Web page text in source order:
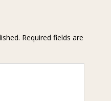
Required fields are